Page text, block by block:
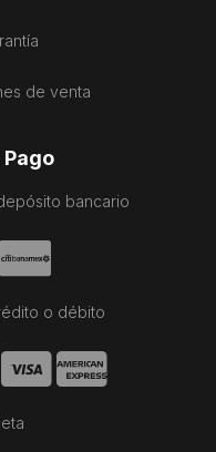
de venta
bancario
o débito